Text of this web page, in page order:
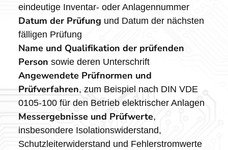
eindeutige Inventar- oder Anlagennummer
Datum der Prüfung und Datum der nächsten
fälligen Prüfung
Name und Qualifikation der prüfenden
Person sowie deren Unterschrift
Angewendete Prüfnormen und
Prüfverfahren, zum Beispiel nach DIN VDE
0105-100 für den Betrieb elektrischer Anlagen
Messergebnisse und Prüfwerte,
insbesondere Isolationswiderstand,
Schutzleiterwiderstand und Fehlerstromwerte